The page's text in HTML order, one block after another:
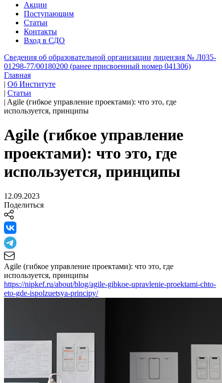
Акции
Поступающим
Статьи
Контакты
Вход в СДО
Сведения об образовательной организации лицензия № Л035-
01298-77/00180200 (ранее присвоенный номер 041306)
Главная
| Об Институте
| Статьи
| Agile (гибкое управление проектами): что это, где
используется, принципы
Agile (гибкое управление
проектами): что это, где
используется, принципы
12.09.2023
Поделиться
Agile (гибкое управление проектами): что это, где
используется, принципы
https://nipkef.ru/about/blog/agile-gibkoe-upravlenie-proektami-chto-
eto-gde-ispolzuetsya-principy/